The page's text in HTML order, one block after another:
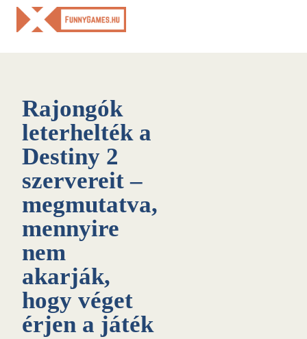
Skip
Rajongók
leterhelték a
Destiny 2
szervereit –
megmutatva,
mennyire
nem
akarják,
hogy véget
érjen a játék